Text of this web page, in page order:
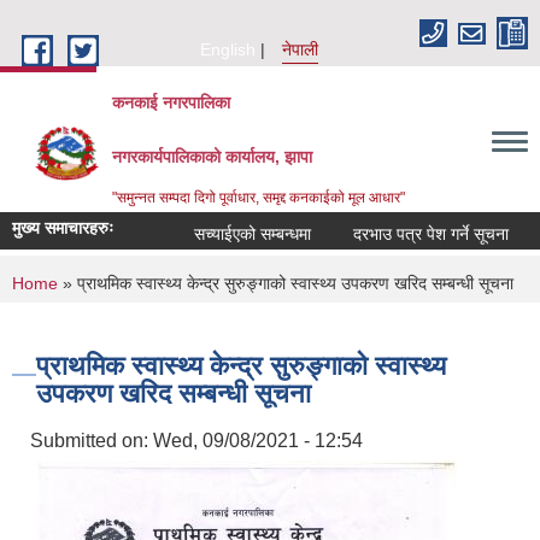
English
नेपाली
कनकाई नगरपालिका
नगरकार्यपालिकाको कार्यालय, झापा
"समुन्नत सम्पदा दिगो पूर्वाधार, समृद्द कनकाईको मूल आधार"
मुख्य समाचारहरुः सच्याईएको सम्बन्धमा दरभाउ पत्र पेश गर्ने सूचना
You are here
Home » प्राथमिक स्वास्थ्य केन्द्र सुरुङ्गाको स्वास्थ्य उपकरण खरिद सम्बन्धी सूचना
प्राथमिक स्वास्थ्य केन्द्र सुरुङ्गाको स्वास्थ्य
उपकरण खरिद सम्बन्धी सूचना
Submitted on: Wed, 09/08/2021 - 12:54